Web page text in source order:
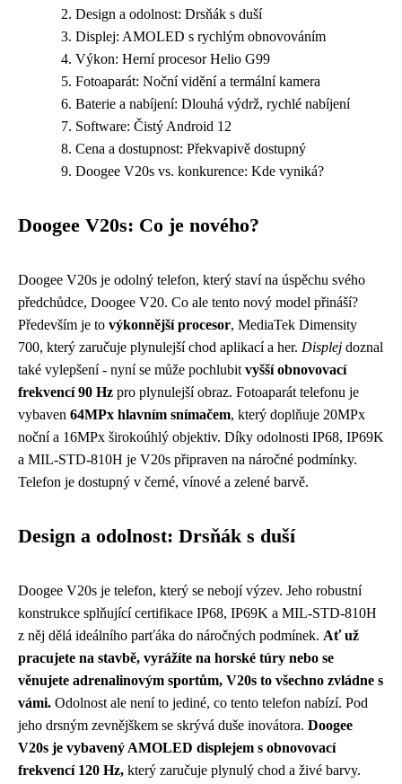
Design a odolnost: Drsňák s duší
Displej: AMOLED s rychlým obnovováním
Výkon: Herní procesor Helio G99
Fotoaparát: Noční vidění a termální kamera
Baterie a nabíjení: Dlouhá výdrž, rychlé nabíjení
Software: Čistý Android 12
Cena a dostupnost: Překvapivě dostupný
Doogee V20s vs. konkurence: Kde vyniká?
Doogee V20s: Co je nového?
Doogee V20s je odolný telefon, který staví na úspěchu svého
předchůdce, Doogee V20. Co ale tento nový model přináší?
Především je to výkonnější procesor, MediaTek Dimensity
700, který zaručuje plynulejší chod aplikací a her. Displej doznal
také vylepšení - nyní se může pochlubit vyšší obnovovací
frekvencí 90 Hz pro plynulejší obraz. Fotoaparát telefonu je
vybaven 64MPx hlavním snímačem, který doplňuje 20MPx
noční a 16MPx širokoúhlý objektiv. Díky odolnosti IP68, IP69K
a MIL-STD-810H je V20s připraven na náročné podmínky.
Telefon je dostupný v černé, vínové a zelené barvě.
Design a odolnost: Drsňák s duší
Doogee V20s je telefon, který se nebojí výzev. Jeho robustní
konstrukce splňující certifikace IP68, IP69K a MIL-STD-810H
z něj dělá ideálního parťáka do náročných podmínek. Ať už
pracujete na stavbě, vyrážíte na horské túry nebo se
věnujete adrenalinovým sportům, V20s to všechno zvládne s
vámi. Odolnost ale není to jediné, co tento telefon nabízí. Pod
jeho drsným zevnějškem se skrývá duše inovátora. Doogee
V20s je vybavený AMOLED displejem s obnovovací
frekvencí 120 Hz, který zaručuje plynulý chod a živé barvy.